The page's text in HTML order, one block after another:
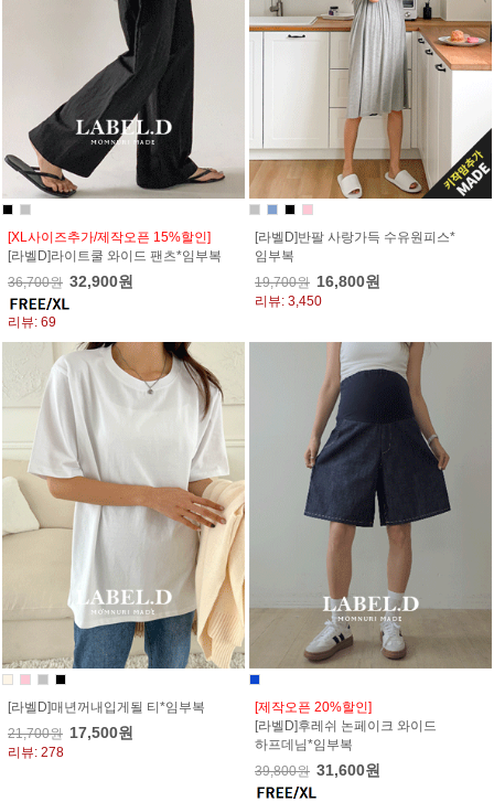
[XL사이즈추가/제작오픈 15%할인]
[라벨D]라이트쿨 와이드 팬츠*임부복
36,700원 32,900원
리뷰: 69
[라벨D]반팔 사랑가득 수유원피스*
임부복
19,700원 16,800원
리뷰: 3,450
[라벨D]매년꺼내입게될 티*임부복
21,700원 17,500원
리뷰: 278
[제작오픈 20%할인]
[라벨D]후레쉬 논페이크 와이드
하프데님*임부복
39,800원 31,600원